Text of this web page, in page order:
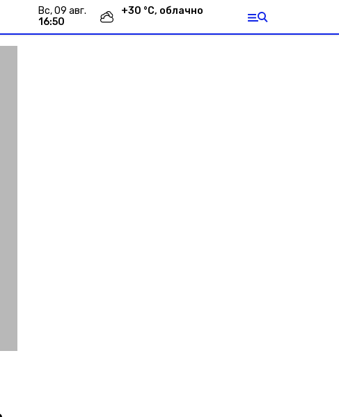
вс, 09 авг.
16:50
+30 °С, облачно